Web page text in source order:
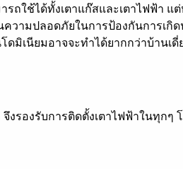
ถใช้ได้ทั้งเตาแก๊สและเตาไฟฟ้า แ
วามปลอดภัยในการป้องกันการเกิด
มิเนียมอาจจะทำได้ยากกว่าบ้านเดี่
รองรับการติดตั้งเตาไฟฟ้าในทุกๆ